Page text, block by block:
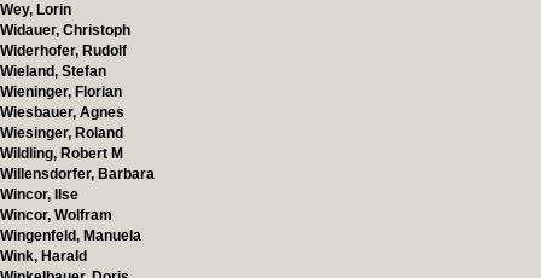
Wey, Lorin
Widauer, Christoph
Widerhofer, Rudolf
Wieland, Stefan
Wieninger, Florian
Wiesbauer, Agnes
Wiesinger, Roland
Wildling, Robert M
Willensdorfer, Barbara
Wincor, Ilse
Wincor, Wolfram
Wingenfeld, Manuela
Wink, Harald